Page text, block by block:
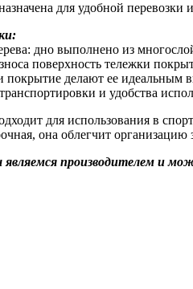
для удобной
дно выполнено из
поверхность тележки
покрытие делают ее идеальным
и удобства
для использования в
она облегчит организацию
производителем и